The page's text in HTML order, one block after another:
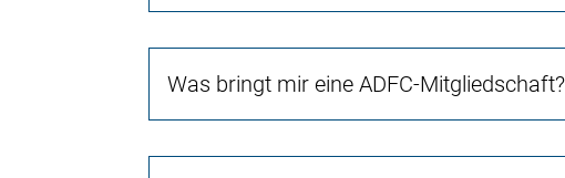
Was bringt mir eine ADFC-Mitgliedschaft?